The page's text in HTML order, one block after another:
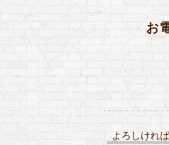
お
よろしけれ